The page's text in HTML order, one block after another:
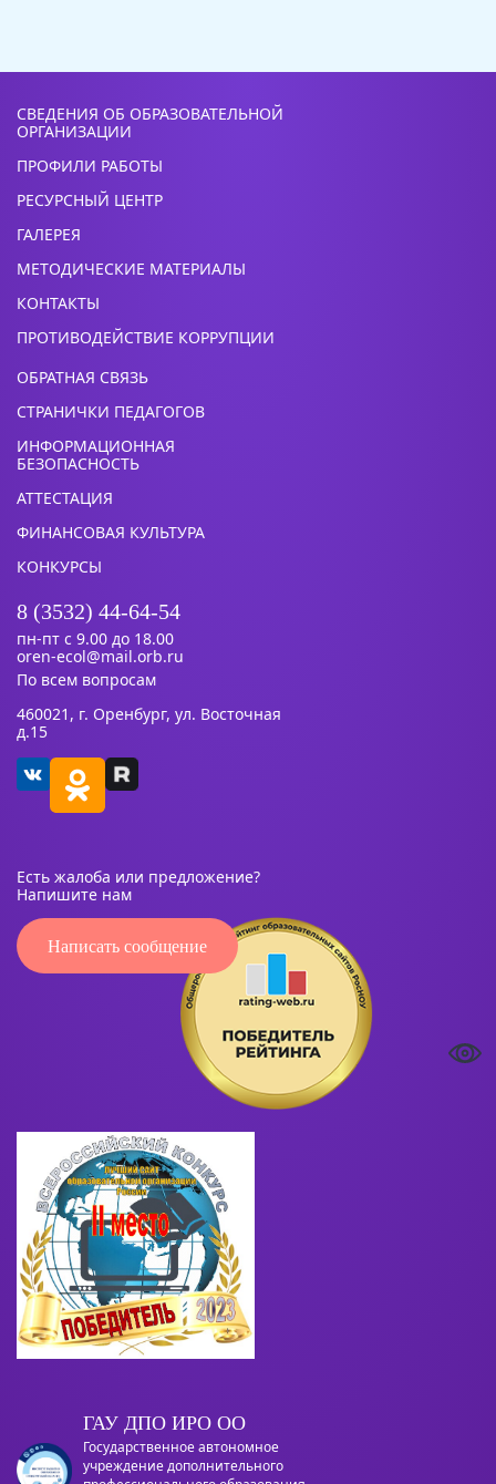
СВЕДЕНИЯ ОБ ОБРАЗОВАТЕЛЬНОЙ
ОРГАНИЗАЦИИ
ПРОФИЛИ РАБОТЫ
РЕСУРСНЫЙ ЦЕНТР
ГАЛЕРЕЯ
МЕТОДИЧЕСКИЕ МАТЕРИАЛЫ
КОНТАКТЫ
ПРОТИВОДЕЙСТВИЕ КОРРУПЦИИ
ОБРАТНАЯ СВЯЗЬ
СТРАНИЧКИ ПЕДАГОГОВ
ИНФОРМАЦИОННАЯ
БЕЗОПАСНОСТЬ
АТТЕСТАЦИЯ
ФИНАНСОВАЯ КУЛЬТУРА
КОНКУРСЫ
8 (3532) 44-64-54
пн-пт с 9.00 до 18.00
oren-ecol@mail.orb.ru
По всем вопросам
460021, г. Оренбург, ул. Восточная
д.15
Есть жалоба или предложение?
Напишите нам
Написать сообщение
ГАУ ДПО ИРО ОО
Государственное автономное
учреждение дополнительного